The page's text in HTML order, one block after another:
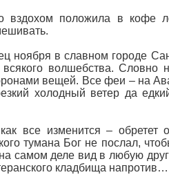
вздохом положила в кофе
ноября в славном городе
волшебства. Словно
вещей. Все феи – на
холодный ветер да
все изменится – обретет
тумана Бог не послал,
самом деле вид в любую
кладбища напротив…